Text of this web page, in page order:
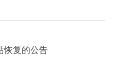
恢复的公告